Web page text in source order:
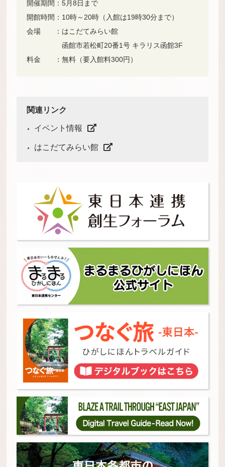
開催期間：5月8日まで
開館時間：10時～20時（入館は19時30分まで）
会場 ：はこだてみらい館
函館市若松町20番1号 キラリス函館3F
料金 ：無料（要入館料300円）
関連リンク
イベント情報
はこだてみらい館